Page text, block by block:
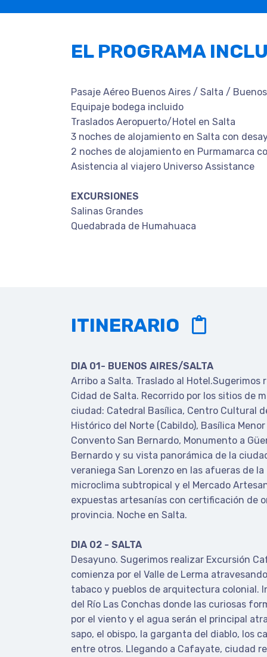
EL PROGRAMA
Pasaje Aéreo Buenos Aires / Salta /
Equipaje bodega incluido
Traslados Aeropuerto/Hotel en Salta
3 noches de alojamiento en Salta con
2 noches de alojamiento en Purmamarca
Asistencia al viajero Universo Assistance
EXCURSIONES
Salinas Grandes
Quedabrada de Humahuaca
ITINERARIO
DIA 01- BUENOS AIRES/SALTA
Arribo a Salta. Traslado al Hotel.Sugerimos
Cidad de Salta. Recorrido por los sitios de
ciudad: Catedral Basílica, Centro Cultural
Histórico del Norte (Cabildo), Basílica
Convento San Bernardo, Monumento a
Bernardo y su vista panorámica de la
veraniega San Lorenzo en las afueras de
microclima subtropical y el Mercado
expuestas artesanías con certificación de
provincia. Noche en Salta.
DIA 02 - SALTA
Desayuno. Sugerimos realizar Excursión
comienza por el Valle de Lerma
tabaco y pueblos de arquitectura colonial.
del Río Las Conchas donde las curiosas
por el viento y el agua serán el principal
sapo, el obispo, la garganta del diablo, los
entre otros. Llegando a Cafayate, ciudad